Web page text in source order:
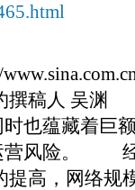
稿人 吴渊
也蕴藏着巨
营风险。
提高，网络规